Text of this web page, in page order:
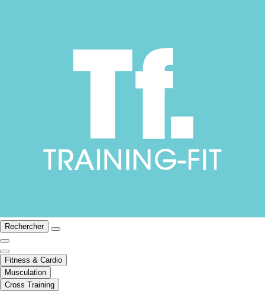
Rechercher
Fitness & Cardio
Musculation
Cross Training